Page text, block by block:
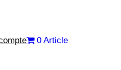
0 Article